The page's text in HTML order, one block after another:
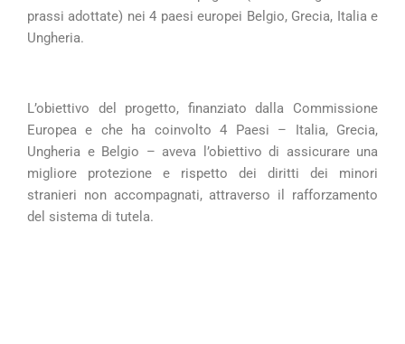
prassi adottate) nei 4 paesi europei Belgio, Grecia, Italia e
Ungheria.
L’obiettivo del progetto, finanziato dalla Commissione
Europea e che ha coinvolto 4 Paesi – Italia, Grecia,
Ungheria e Belgio – aveva l’obiettivo di assicurare una
migliore protezione e rispetto dei diritti dei minori
stranieri non accompagnati, attraverso il rafforzamento
del sistema di tutela.